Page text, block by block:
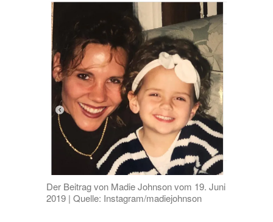
Der Beitrag von Madie Johnson vom 19. Juni
2019 | Quelle: Instagram/madiejohnson